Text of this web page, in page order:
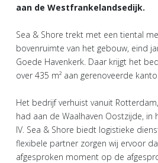
aan de Westfrankelandsedijk.
Sea & Shore trekt met een tiental
bovenruimte van het gebouw, eind
Goede Havenkerk. Daar krijgt het
over 435 m² aan gerenoveerde
Het bedrijf verhuist vanuit
had aan de Waalhaven Oostzijde,
IV. Sea & Shore biedt logistieke
flexibele partner zorgen wij ervoor
afgesproken moment op de